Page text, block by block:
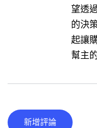
望透
的決
起讓
幫主
新增評論